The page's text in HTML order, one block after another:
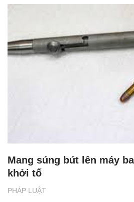
PHÁP LUẬT
Mang súng bút lên máy
khởi tố